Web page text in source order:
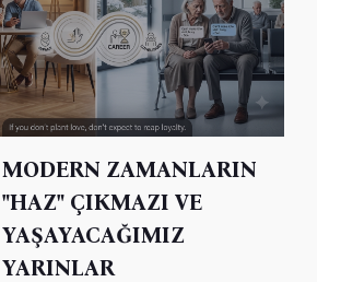
MODERN ZAMANLARIN
"HAZ" ÇIKMAZI VE
YAŞAYACAĞIMIZ
YARINLAR